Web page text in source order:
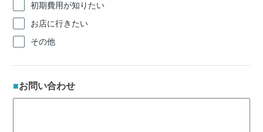
初期費用が知りたい
お店に行きたい
その他
お問い合わせ